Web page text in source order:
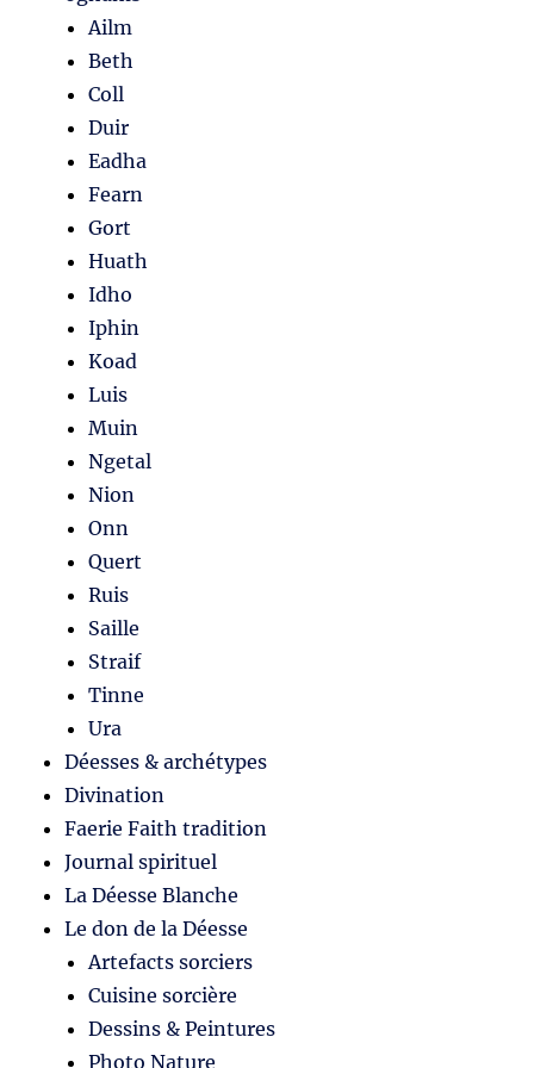
Ailm
Beth
Coll
Duir
Eadha
Fearn
Gort
Huath
Idho
Iphin
Koad
Luis
Muin
Ngetal
Nion
Onn
Quert
Ruis
Saille
Straif
Tinne
Ura
Déesses & archétypes
Divination
Faerie Faith tradition
Journal spirituel
La Déesse Blanche
Le don de la Déesse
Artefacts sorciers
Cuisine sorcière
Dessins & Peintures
Photo Nature